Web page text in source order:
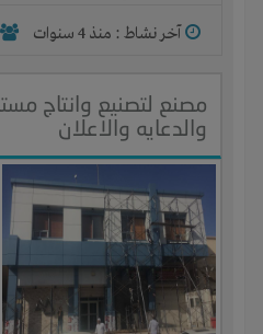
آخر نشاط : منذ 4 سنوات
مصنع لتصنيع وانتاج
والدعايه والاعلان